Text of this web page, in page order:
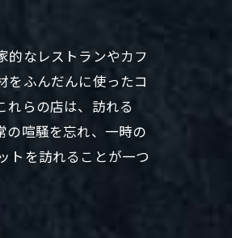
的なレストランやカフ
をふんだんに使ったコ
れらの店は、訪れる
の喧騒を忘れ、一時の
トを訪れることが一つ